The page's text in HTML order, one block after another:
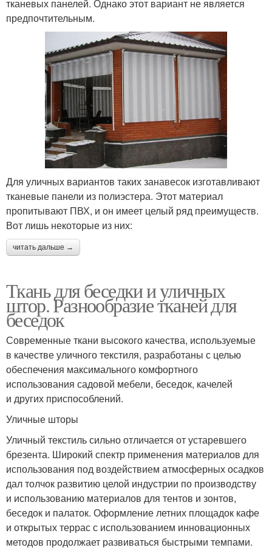
тканевых панелей. Однако этот вариант не является
предпочтительным.
Для уличных вариантов таких занавесок изготавливают
тканевые панели из полиэстера. Этот материал
пропитывают ПВХ, и он имеет целый ряд преимуществ.
Вот лишь некоторые из них:
читать дальше →
Ткань для беседки и уличных
штор. Разнообразие тканей для
беседок
Современные ткани высокого качества, используемые
в качестве уличного текстиля, разработаны с целью
обеспечения максимального комфортного
использования садовой мебели, беседок, качелей
и других приспособлений.
Уличные шторы
Уличный текстиль сильно отличается от устаревшего
брезента. Широкий спектр применения материалов для
использования под воздействием атмосферных осадков
дал толчок развитию целой индустрии по производству
и использованию материалов для тентов и зонтов,
беседок и палаток. Оформление летних площадок кафе
и открытых террас с использованием инновационных
методов продолжает развиваться быстрыми темпами.